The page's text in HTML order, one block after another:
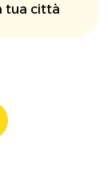
tua città